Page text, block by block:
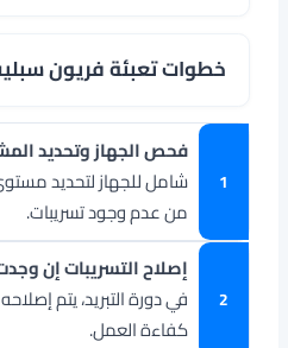
خطوات تعبئة فريون
فحص الجهاز وتحديد
شامل للجهاز لتحديد
من عدم وجود تسريبات.
إصلاح التسريبات إن
في دورة التبريد، يتم
كفاءة العمل.